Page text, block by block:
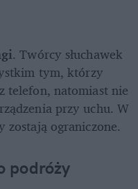
. Twórcy słuchawek
tym, którzy
telefon, natomiast nie
przy uchu. W
zostają ograniczone.
podróży